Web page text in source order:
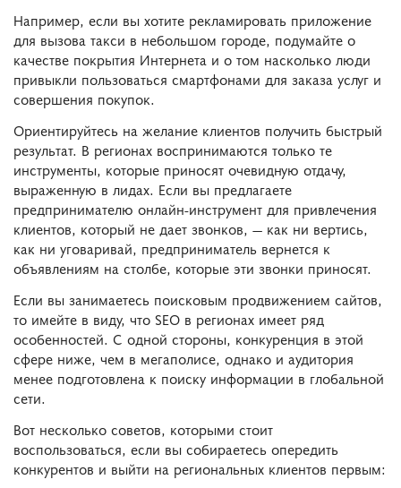
Например, если вы хотите рекламировать приложение
для вызова такси в небольшом городе, подумайте о
качестве покрытия Интернета и о том насколько люди
привыкли пользоваться смартфонами для заказа услуг и
совершения покупок.
Ориентируйтесь на желание клиентов получить быстрый
результат. В регионах воспринимаются только те
инструменты, которые приносят очевидную отдачу,
выраженную в лидах. Если вы предлагаете
предпринимателю онлайн-инструмент для привлечения
клиентов, который не дает звонков, — как ни вертись,
как ни уговаривай, предприниматель вернется к
объявлениям на столбе, которые эти звонки приносят.
Если вы занимаетесь поисковым продвижением сайтов,
то имейте в виду, что SEO в регионах имеет ряд
особенностей. С одной стороны, конкуренция в этой
сфере ниже, чем в мегаполисе, однако и аудитория
менее подготовлена к поиску информации в глобальной
сети.
Вот несколько советов, которыми стоит
воспользоваться, если вы собираетесь опередить
конкурентов и выйти на региональных клиентов первым: